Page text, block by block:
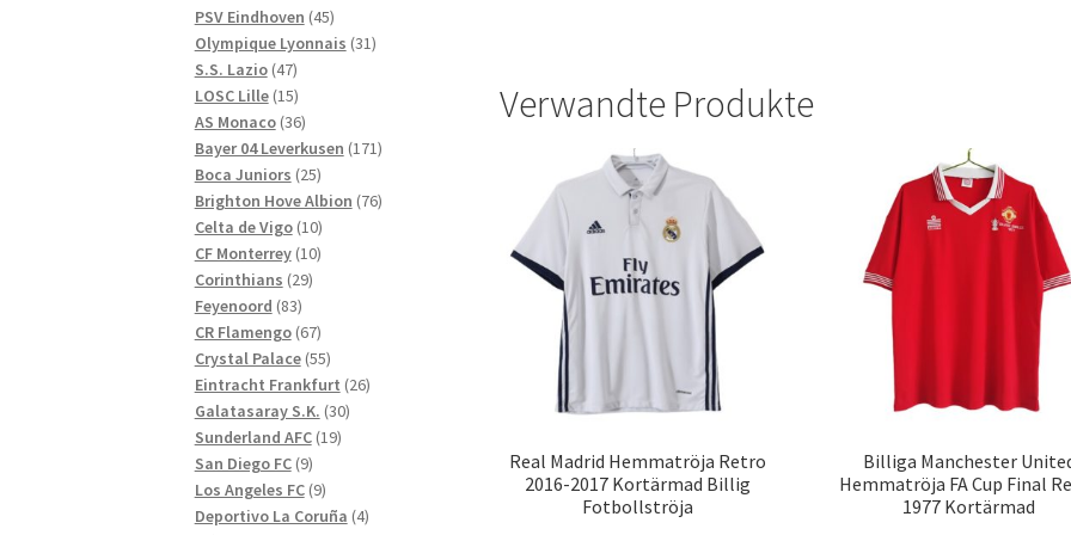
Verwandte Produkte
Real Madrid Hemmatröja Retro
2016-2017 Kortärmad Billig
Fotbollströja
Billiga Manchester
Hemmatröja FA Cup Final
1977 Kortärmad
produkter
PSV Eindhoven 4545
produkter
Olympique Lyonnais 3131
S.S. Lazio 4747
produkter
LOSC Lille 1515
produkter
AS Monaco 3636
produkter
Bayer 04 Leverkusen 171171
Boca Juniors 2525
produkter
Brighton Hove Albion 7676
Celta de Vigo 1010
produkter
CF Monterrey 1010
Corinthians 2929
Feyenoord 8383
produkter
CR Flamengo 6767
produkter
Crystal Palace 5555
produkter
Eintracht Frankfurt 2626
Galatasaray S.K. 3030
Sunderland AFC 1919
San Diego FC 99
produkter
Los Angeles FC 99
produkter
Deportivo La Coruña 44